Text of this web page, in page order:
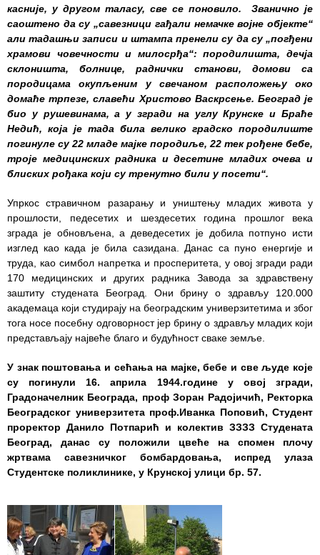
касније, у другом таласу, све се поновило. Званично је
саоштено да су „савезници гађали немачке војне објекте“
али тадашњи записи и штампа пренели су да су „погђени
храмови човечности и милосрђа“: породилишта, дечја
склоништа, болнице, раднички станови, домови са
породицама окупљеним у свечаном расположењу око
домаће трпезе, славећи Христово Васкрсење. Београд је
био у рушевинама, а у згради на углу Крунске и Браће
Недић, која је тада била велико градско породилиште
погинуле су 22 младе мајке породиље, 22 тек рођене бебе,
троје медицинских радника и десетине младих очева и
блиских рођака који су тренутно били у посети“.
Упркос стравичном разарању и уништењу младих живота у
прошлости, педесетих и шездесетих година прошлог века
зграда је обновљена, а деведесетих је добила потпуно исти
изглед као када је била сазидана. Данас са пуно енергије и
труда, као симбол напретка и просперитета, у овој згради ради
170 медицинских и других радника Завода за здравствену
заштиту студената Београд. Они брину о здрављу 120.000
академаца који студирају на београдским универзитетима и због
тога носе посебну одговорност јер брину о здрављу младих који
представљају највеће благо и будућност сваке земље.
У знак поштовања и сећања на мајке, бебе и све људе које
су погинули 16. априла 1944.године у овој згради,
Градоначелник Београда, проф Зоран Радојичић, Ректорка
Београдског универзитета проф.Иванка Поповић, Студент
проректор Данило Потпарић и колектив ЗЗЗЗ Студената
Београд, данас су положили цвеће на спомен плочу
жртвама савезничког бомбардовања, испред улаза
Студентске поликлинике, у Крунској улици бр. 57.
Служба за
правне,
економско-
финансијске,
техничке и
друге сличне
послове
Информатор
Финансије
/ јавне
Квалитет
здравствене
заштите
Документа
ДОКУМЕНТА
ЗА
ЗАПОСЛЕНЕ
ОГЛАСИ И
КОНКУРСИ
Огласи и
Конкурси
– 2024
Огласи и
– Архива
ЗА
ПАЦИЈЕНТЕ